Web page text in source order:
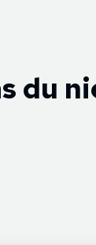
du